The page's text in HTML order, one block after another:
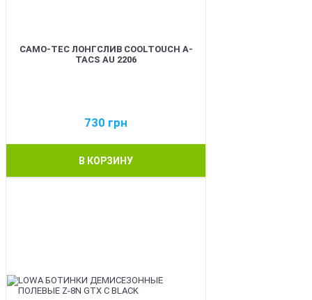
CAMO-TEC ЛОНГСЛИВ COOLTOUCH A-
TACS AU 2206
730 грн
В КОРЗИНУ